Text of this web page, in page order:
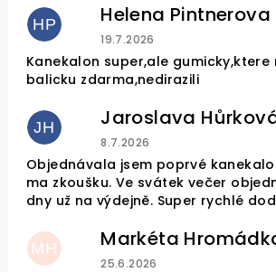
HP Helena Pintnerova
Hodnocení obchodu je 4
19.7.2026
Kanekalon super,ale gumicky,ktere
balicku zdarma,nedirazili
JH Jaroslava
Hodnocení obchodu je 5
8.7.2026
Objednávala jsem poprvé
ma zkoušku. Ve svátek večer
dny už na výdejně. Super rychlé
MH Markéta
Hodnocení obchodu je 5
25.6.2026